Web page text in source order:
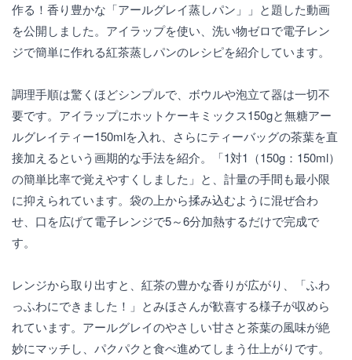
作る！香り豊かな「アールグレイ蒸しパン」」と題した動画
を公開しました。アイラップを使い、洗い物ゼロで電子レン
ジで簡単に作れる紅茶蒸しパンのレシピを紹介しています。
調理手順は驚くほどシンプルで、ボウルや泡立て器は一切不
要です。アイラップにホットケーキミックス150gと無糖アー
ルグレイティー150mlを入れ、さらにティーバッグの茶葉を直
接加えるという画期的な手法を紹介。「1対1（150g：150ml）
の簡単比率で覚えやすくしました」と、計量の手間も最小限
に抑えられています。袋の上から揉み込むように混ぜ合わ
せ、口を広げて電子レンジで5～6分加熱するだけで完成で
す。
レンジから取り出すと、紅茶の豊かな香りが広がり、「ふわ
っふわにできました！」とみほさんが歓喜する様子が収めら
れています。アールグレイのやさしい甘さと茶葉の風味が絶
妙にマッチし、パクパクと食べ進めてしまう仕上がりです。